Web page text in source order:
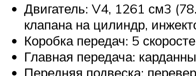
Двигатель: V4, 1261 см3
клапана на цилиндр,
Коробка передач: 5
Главная передача:
Передняя подвеска: